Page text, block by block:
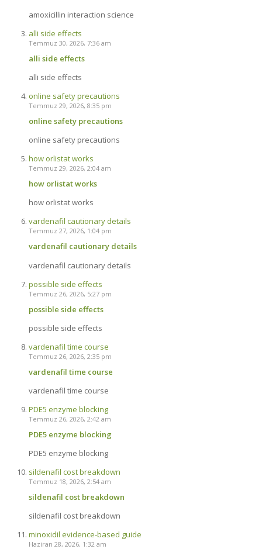
amoxicillin interaction science
alli side effects
Temmuz 30, 2026, 7:36 am
alli side effects
alli side effects
online safety precautions
Temmuz 29, 2026, 8:35 pm
online safety precautions
online safety precautions
how orlistat works
Temmuz 29, 2026, 2:04 am
how orlistat works
how orlistat works
vardenafil cautionary details
Temmuz 27, 2026, 1:04 pm
vardenafil cautionary details
vardenafil cautionary details
possible side effects
Temmuz 26, 2026, 5:27 pm
possible side effects
possible side effects
vardenafil time course
Temmuz 26, 2026, 2:35 pm
vardenafil time course
vardenafil time course
PDE5 enzyme blocking
Temmuz 26, 2026, 2:42 am
PDE5 enzyme blocking
PDE5 enzyme blocking
sildenafil cost breakdown
Temmuz 18, 2026, 2:54 am
sildenafil cost breakdown
sildenafil cost breakdown
minoxidil evidence‑based guide
Haziran 28, 2026, 1:32 am